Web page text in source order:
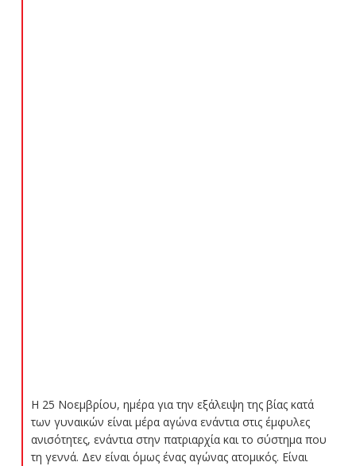
Η 25 Νοεμβρίου, ημέρα για την εξάλειψη της βίας κατά
των γυναικών είναι μέρα αγώνα ενάντια στις έμφυλες
ανισότητες, ενάντια στην πατριαρχία και το σύστημα που
τη γεννά. Δεν είναι όμως ένας αγώνας ατομικός. Είναι